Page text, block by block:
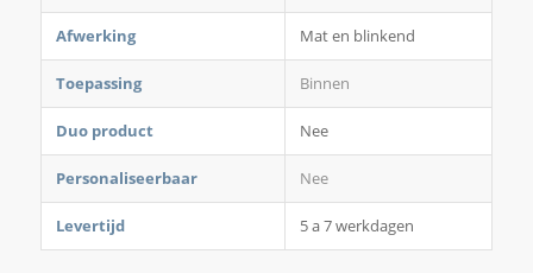
Afwerking Mat en blinkend
Toepassing Binnen
Duo product Nee
Personaliseerbaar Nee
Levertijd 5 a 7 werkdagen